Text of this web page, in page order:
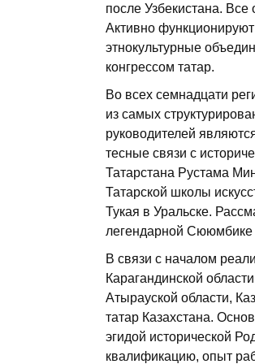
после Узбекистана. Все
Активно
этнокультурные
конгрессом татар.
Во всех семнадцати
из самых
руководителей
тесные связи с
Татарстана Рустама
Татарской школы
Тукая в Уральске.
легендарной
В связи с началом
Карагандинской
Атырауской области,
татар Казахстана.
эгидой исторической
квалификацию, опыт